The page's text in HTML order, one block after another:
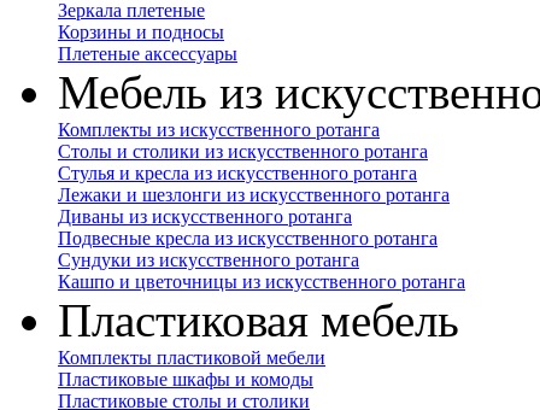
Зеркала плетеные
Корзины и подносы
Плетеные аксессуары
Мебель из
Комплекты из искусственного ротанга
Столы и столики из искусственного ротанга
Стулья и кресла из искусственного ротанга
Лежаки и шезлонги из искусственного ротанга
Диваны из искусственного ротанга
Подвесные кресла из искусственного ротанга
Сундуки из искусственного ротанга
Кашпо и цветочницы из искусственного ротанга
Пластиковая мебель
Комплекты пластиковой мебели
Пластиковые шкафы и комоды
Пластиковые столы и столики